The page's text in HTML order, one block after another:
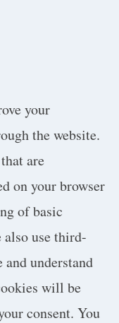
your
the website.
are
on your browser
of basic
use third-
understand
will be
consent. You